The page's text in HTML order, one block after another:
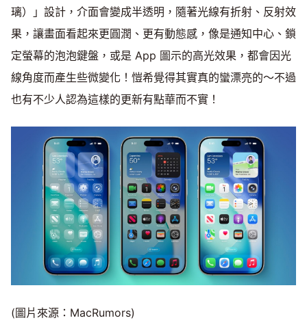
璃）」設計，介面會變成半透明，隨著光線有折射、反射效
果，讓畫面看起來更圓潤、更有動態感，像是通知中心、鎖
定螢幕的泡泡鍵盤，或是 App 圖示的高光效果，都會因光
線角度而產生些微變化！愷希覺得其實真的蠻漂亮的～不過
也有不少人認為這樣的更新有點華而不實！
(圖片來源：MacRumors)